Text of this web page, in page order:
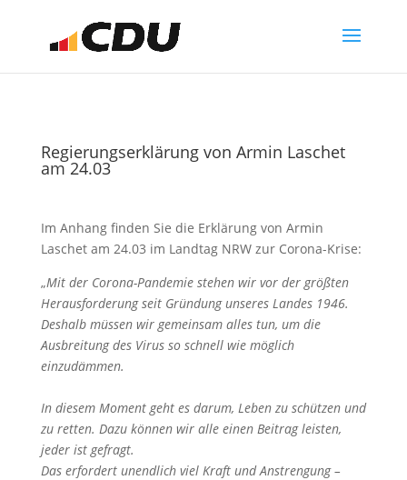
Regierungserklärung von Armin Laschet
am 24.03
Im Anhang finden Sie die Erklärung von Armin
Laschet am 24.03 im Landtag NRW zur Corona-Krise:
„Mit der Corona-Pandemie stehen wir vor der größten
Herausforderung seit Gründung unseres Landes 1946.
Deshalb müssen wir gemeinsam alles tun, um die
Ausbreitung des Virus so schnell wie möglich
einzudämmen.
In diesem Moment geht es darum, Leben zu schützen und
zu retten. Dazu können wir alle einen Beitrag leisten,
jeder ist gefragt.
Das erfordert unendlich viel Kraft und Anstrengung –